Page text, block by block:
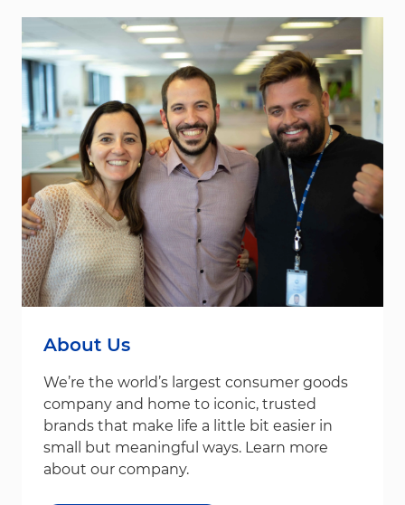
About Us
We’re the world’s largest consumer goods
company and home to iconic, trusted
brands that make life a little bit easier in
small but meaningful ways. Learn more
about our company.